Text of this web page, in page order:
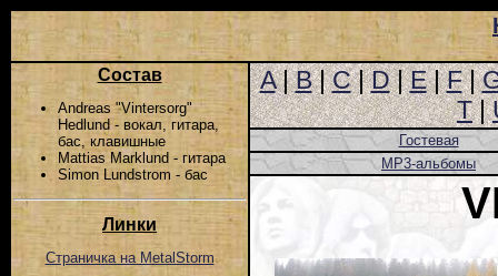
Состав
Andreas "Vintersorg"
Hedlund - вокал, гитара,
бас, клавишные
Mattias Marklund - гитара
Simon Lundstrom - бас
Линки
Страничка на MetalStorm
A|B|C|D|E|F|
T|
Гостевая
MP3-альбомы